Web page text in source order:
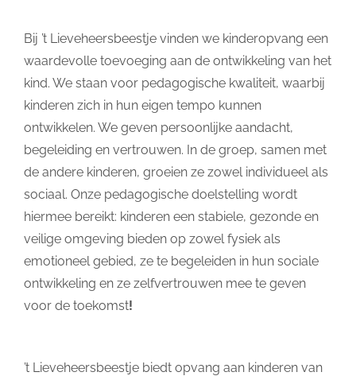
Bij ’t Lieveheersbeestje vinden we kinderopvang een
waardevolle toevoeging aan de ontwikkeling van het
kind. We staan voor pedagogische kwaliteit, waarbij
kinderen zich in hun eigen tempo kunnen
ontwikkelen. We geven persoonlijke aandacht,
begeleiding en vertrouwen. In de groep, samen met
de andere kinderen, groeien ze zowel individueel als
sociaal. Onze pedagogische doelstelling wordt
hiermee bereikt: kinderen een stabiele, gezonde en
veilige omgeving bieden op zowel fysiek als
emotioneel gebied, ze te begeleiden in hun sociale
ontwikkeling en ze zelfvertrouwen mee te geven
voor de toekomst!
’t Lieveheersbeestje biedt opvang aan kinderen van